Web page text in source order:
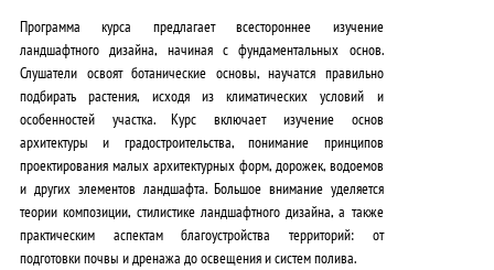
Программа курса предлагаетвсестороннее изучение
ландшафтного дизайна, начиная сфундаментальных основ.
Слушатели освоятботанические основы, научатся правильно
подбирать растения, исходя из климатических условий и
особенностей участка. Курс включает изучение основ
архитектуры и градостроительства, понимание принципов
проектирования малых архитектурных форм, дорожек, водоемов
и других элементов ландшафта. Большое внимание уделяется
теории композиции, стилистике ландшафтного дизайна, а также
практическим аспектам благоустройства территорий: от
подготовки почвы и дренажа до освещения и систем полива.